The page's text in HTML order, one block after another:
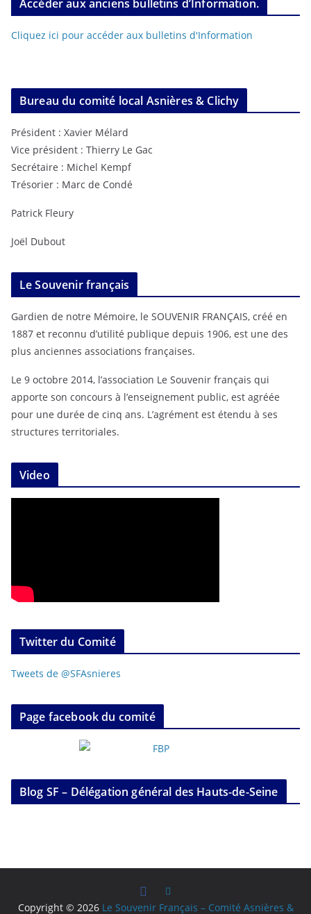
Accéder aux anciens bulletins d’Information.
Cliquez ici pour accéder aux bulletins d'Information
Bureau du comité local Asnières & Clichy
Président : Xavier Mélard
Vice président : Thierry Le Gac
Secrétaire : Michel Kempf
Trésorier : Marc de Condé
Patrick Fleury
Joël Dubout
Le Souvenir français
Gardien de notre Mémoire, le SOUVENIR FRANÇAIS, créé en
1887 et reconnu d’utilité publique depuis 1906, est une des
plus anciennes associations françaises.
Le 9 octobre 2014, l’association Le Souvenir français qui
apporte son concours à l’enseignement public, est agréée
pour une durée de cinq ans. L’agrément est étendu à ses
structures territoriales.
Video
Twitter du Comité
Tweets de @SFAsnieres
Page facebook du comité
Blog SF – Délégation général des Hauts-de-Seine
Copyright © 2026 Le Souvenir Français – Comité Asnières &